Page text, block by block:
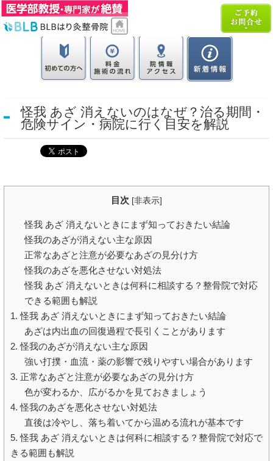
怪我 あざ 消えないのはなぜ？治る期間・
危険サイン・病院に行く目安を解説
目次 [非表示]
怪我 あざ 消えないときにまず知っておきたい結論
怪我のあざが消えない主な原因
正常なあざと注意が必要なあざの見分け方
怪我のあざを悪化させない対処法
怪我 あざ 消えないときは何科に相談する？整骨院で対応
できる範囲も解説
1. 怪我 あざ 消えないときにまず知っておきたい結論
あざは内出血の回復過程で長引くことがあります
2. 怪我のあざが消えない主な原因
強い打撲・血流・薬の影響で残りやすい場合があります
3. 正常なあざと注意が必要なあざの見分け方
色が変わるか、広がるかを見ておきましょう
4. 怪我のあざを悪化させない対処法
直後は冷やし、落ち着いてから温める流れが基本です
5. 怪我 あざ 消えないときは何科に相談する？整骨院で対応で
きる範囲も解説